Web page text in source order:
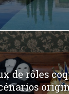
de rôles